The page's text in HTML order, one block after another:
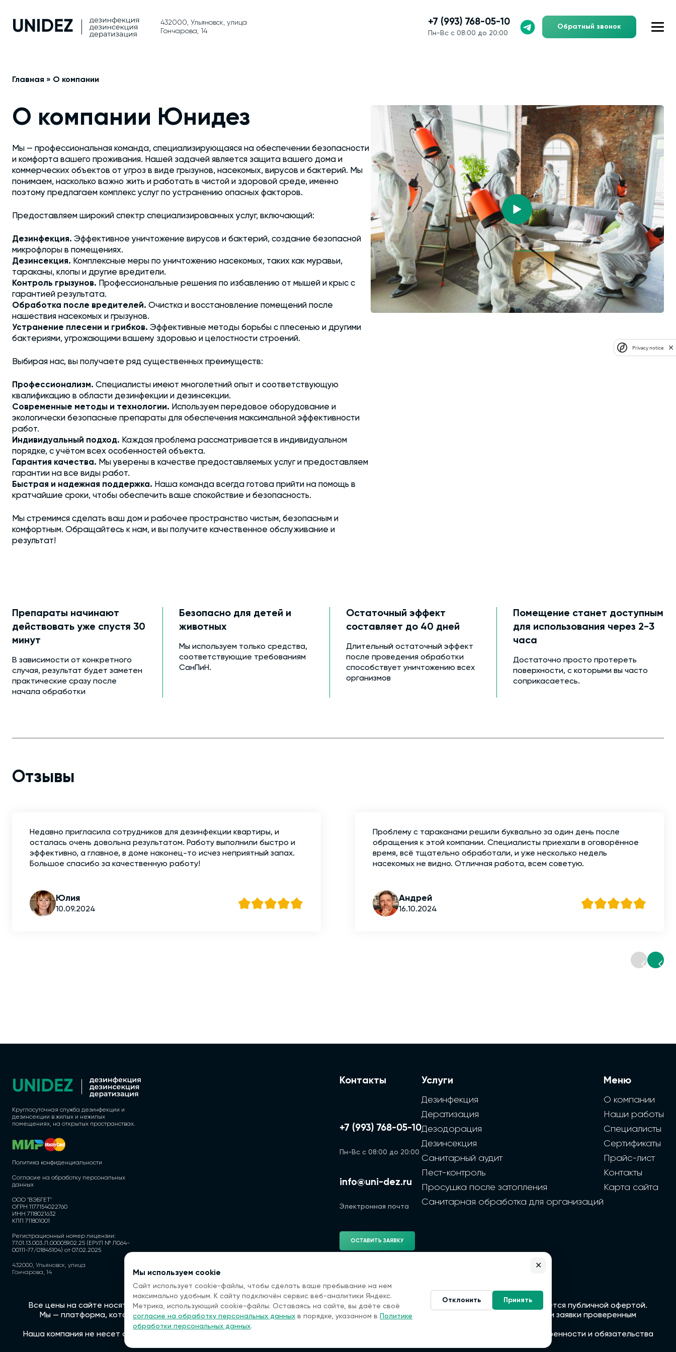
432000, Ульяновск, улица
Гончарова, 14
+7 (993) 768-05-10
Пн-Вс с 08:00 до 20:00
Обратный звонок
Главная » О компании
О компании Юнидез
Мы — профессиональная команда, специализирующаяся на обеспечении безопасности
и комфорта вашего проживания. Нашей задачей является защита вашего дома и
коммерческих объектов от угроз в виде грызунов, насекомых, вирусов и бактерий. Мы
понимаем, насколько важно жить и работать в чистой и здоровой среде, именно
поэтому предлагаем комплекс услуг по устранению опасных факторов.
Предоставляем широкий спектр специализированных услуг, включающий:
Дезинфекция. Эффективное уничтожение вирусов и бактерий, создание безопасной
микрофлоры в помещениях.
Дезинсекция. Комплексные меры по уничтожению насекомых, таких как муравьи,
тараканы, клопы и другие вредители.
Контроль грызунов. Профессиональные решения по избавлению от мышей и крыс с
гарантией результата.
Обработка после вредителей. Очистка и восстановление помещений после
нашествия насекомых и грызунов.
Устранение плесени и грибков. Эффективные методы борьбы с плесенью и другими
бактериями, угрожающими вашему здоровью и целостности строений.
Выбирая нас, вы получаете ряд существенных преимуществ:
Профессионализм. Специалисты имеют многолетний опыт и соответствующую
квалификацию в области дезинфекции и дезинсекции.
Современные методы и технологии. Используем передовое оборудование и
экологически безопасные препараты для обеспечения максимальной эффективности
работ.
Индивидуальный подход. Каждая проблема рассматривается в индивидуальном
порядке, с учётом всех особенностей объекта.
Гарантия качества. Мы уверены в качестве предоставляемых услуг и предоставляем
гарантии на все виды работ.
Быстрая и надежная поддержка. Наша команда всегда готова прийти на помощь в
кратчайшие сроки, чтобы обеспечить ваше спокойствие и безопасность.
Мы стремимся сделать ваш дом и рабочее пространство чистым, безопасным и
комфортным. Обращайтесь к нам, и вы получите качественное обслуживание и
результат!
Препараты начинают
действовать уже спустя 30
минут
В зависимости от конкретного
случая, результат будет заметен
практические сразу после
начала обработки
Безопасно для детей и
животных
Мы используем только средства,
соответствующие требованиям
СанПиН.
Остаточный эффект
составляет до 40 дней
Длительный остаточный эффект
после проведения обработки
способствует уничтожению всех
организмов
Помещение станет доступным
для использования через 2-3
часа
Достаточно просто протереть
поверхности, с которыми вы часто
соприкасаетесь.
Отзывы
Недавно пригласила сотрудников для дезинфекции квартиры, и
осталась очень довольна результатом. Работу выполнили быстро и
эффективно, а главное, в доме наконец-то исчез неприятный запах.
Большое спасибо за качественную работу!
Юлия
10.09.2024
Проблему с тараканами решили буквально за один день после
обращения к этой компании. Специалисты приехали в оговорённое
время, всё тщательно обработали, и уже несколько недель
насекомых не видно. Отличная работа, всем советую.
Андрей
16.10.2024
Круглосуточная служба дезинфекции и
дезинсекции в жилых и нежилых
помещениях, на открытых пространствах.
Политика конфиденциальности
Согласие на обработку персональных
данных
ООО "ВЭБГЕТ"
ОГРН 1177154022760
ИНН 7118021632
КПП 711801001
Регистрационный номер лицензии:
77.01.13.003.Л.000059.02.25 (ЕРУЛ № Л064-
00111-77/01845104) от 07.02.2025
432000, Ульяновск, улица
Гончарова, 14
Контакты
+7 (993) 768-05-10
Пн-Вс с 08:00 до 20:00
info@uni-dez.ru
Электронная почта
ОСТАВИТЬ ЗАЯВКУ
Услуги
Дезинфекция
Дератизация
Дезодорация
Дезинсекция
Санитарный аудит
Пест-контроль
Просушка после затопления
Санитарная обработка для организаций
Меню
О компании
Наши работы
Специалисты
Сертификаты
Прайс-лист
Контакты
Карта сайта
2026 г. Cайт санэпидемстанции — Все права защищены
Все цены на сайте носят информационный характер, окончательная цена зависит от многих факторов. Информация с сайта не является публичной офертой.
Мы — платформа, которая помогает вам найти специалистов по дезинфекции. Мы не оказываем услуги напрямую, а передаем ваши заявки проверенным
Наша компания не несет ответственности за качество выполненных работ или услуг, предоставленных третьими лицами. Все договоренности и обязательства
Мы используем cookie
Сайт использует cookie-файлы, чтобы сделать ваше пребывание на нем
максимально удобным. К сайту подключён сервис веб-аналитики Яндекс.
Метрика, использующий cookie-файлы. Оставаясь на сайте, вы даёте своё
согласие на обработку персональных данных в порядке, указанном в Политике
обработки персональных данных.
Отклонить Принять
✕
Privacy notice